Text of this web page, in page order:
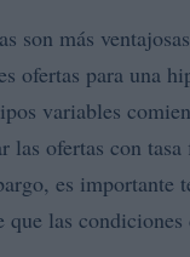
son más
ofertas para una
variables
las ofertas con
es importante
que las